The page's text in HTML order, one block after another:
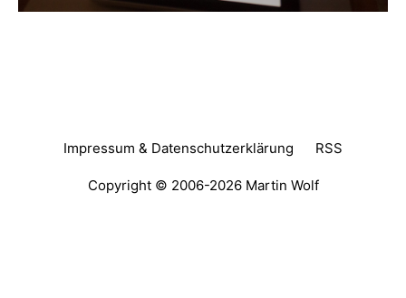
Impressum & Datenschutzerklärung RSS
Copyright © 2006-2026 Martin Wolf